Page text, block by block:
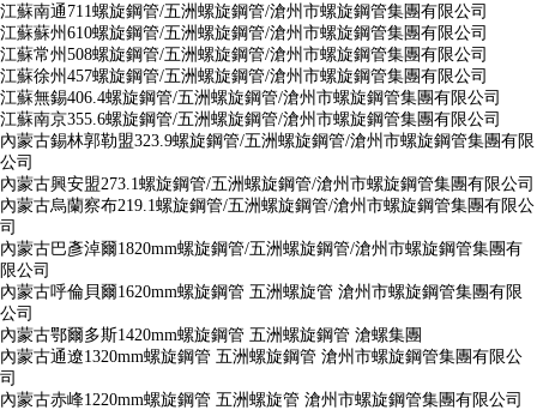
江蘇南通711螺旋鋼管/五洲螺旋鋼管/滄州市螺旋鋼管集團有限公司
江蘇蘇州610螺旋鋼管/五洲螺旋鋼管/滄州市螺旋鋼管集團有限公司
江蘇常州508螺旋鋼管/五洲螺旋鋼管/滄州市螺旋鋼管集團有限公司
江蘇徐州457螺旋鋼管/五洲螺旋鋼管/滄州市螺旋鋼管集團有限公司
江蘇無錫406.4螺旋鋼管/五洲螺旋鋼管/滄州市螺旋鋼管集團有限公司
江蘇南京355.6螺旋鋼管/五洲螺旋鋼管/滄州市螺旋鋼管集團有限公司
內蒙古錫林郭勒盟323.9螺旋鋼管/五洲螺旋鋼管/滄州市螺旋鋼管集團有限
公司
內蒙古興安盟273.1螺旋鋼管/五洲螺旋鋼管/滄州市螺旋鋼管集團有限公司
內蒙古烏蘭察布219.1螺旋鋼管/五洲螺旋鋼管/滄州市螺旋鋼管集團有限公
司
內蒙古巴彥淖爾1820mm螺旋鋼管/五洲螺旋鋼管/滄州市螺旋鋼管集團有
限公司
內蒙古呼倫貝爾1620mm螺旋鋼管 五洲螺旋管 滄州市螺旋鋼管集團有限
公司
內蒙古鄂爾多斯1420mm螺旋鋼管 五洲螺旋鋼管 滄螺集團
內蒙古通遼1320mm螺旋鋼管 五洲螺旋鋼管 滄州市螺旋鋼管集團有限公
司
內蒙古赤峰1220mm螺旋鋼管 五洲螺旋管 滄州市螺旋鋼管集團有限公司